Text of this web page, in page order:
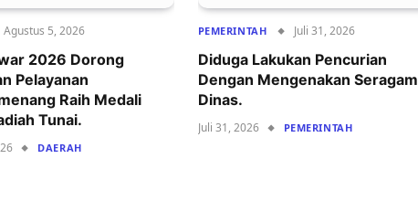
Agustus 5, 2026
2026 Dorong
Pelayanan
Raih Medali
Tunai.
DAERAH
PEMERINTAH Juli 31, 2026
Diduga Lakukan Pencurian
Dengan Mengenakan Seragam
Dinas.
Juli 31, 2026 PEMERINTAH